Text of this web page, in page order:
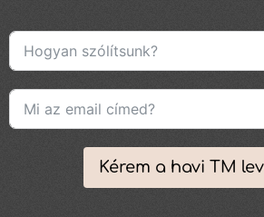
Kérem a havi TM